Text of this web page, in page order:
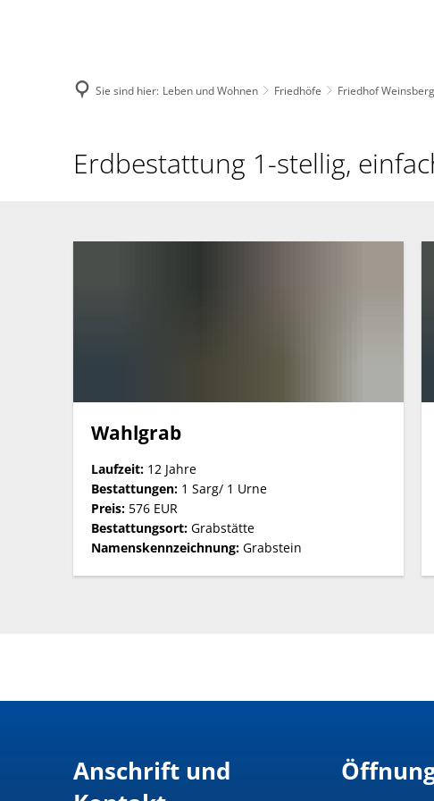
Sie sind hier: Leben und Wohnen Friedhöfe Friedhof
Erdbestattung
stellig,
Personen
Wahlgrab
Laufzeit: 12 Jahre
Bestattungen: 1 Sarg/ 1 Urne
Preis: 576 EUR
Bestattungsort: Grabstätte
Namenskennzeichnung: Grabstein
Anschrift und